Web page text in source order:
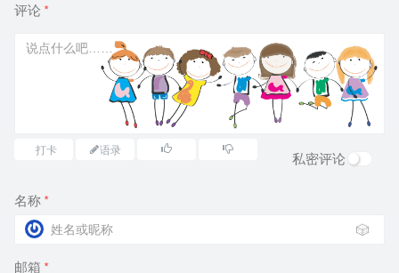
评论 *
打卡 语录
私密评论
名称 *
🎲
邮箱 *